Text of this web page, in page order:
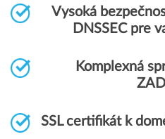
Vysoká
DNSSEC pre
Komplexná
SSL certifikát k